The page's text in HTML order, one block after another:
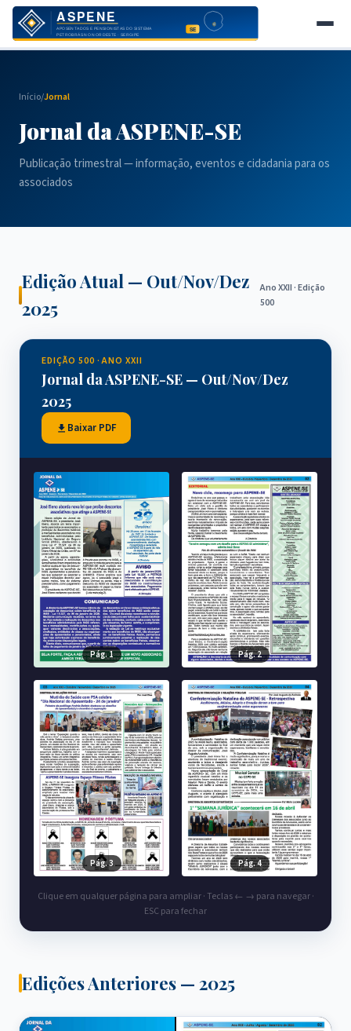
Notícias
Jornal
Eventos
Contato
Área do Sócio
Início/Jornal
Jornal da ASPENE-SE
Publicação trimestral — informação, eventos e cidadania para os
associados
Edição Atual — Out/Nov/Dez
2025
Ano XXII · Edição
500
EDIÇÃO 500 · ANO XXII
Jornal da ASPENE-SE — Out/Nov/Dez
2025
Baixar PDF
Pág. 1 Pág. 2
Pág. 3 Pág. 4
Clique em qualquer página para ampliar · Teclas ← → para navegar ·
ESC para fechar
Edições Anteriores — 2025